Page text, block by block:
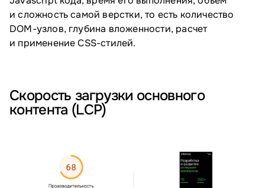
и сложность самой верстки, то есть количество
DOM-узлов, глубина вложенности, расчет
и применение CSS-стилей.
Скорость загрузки основного
контента (LCP)